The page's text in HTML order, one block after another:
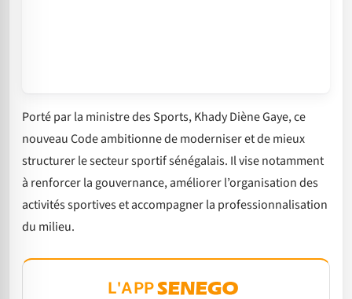
Porté par la ministre des Sports, Khady Diène Gaye, ce
nouveau Code ambitionne de moderniser et de mieux
structurer le secteur sportif sénégalais. Il vise notamment
à renforcer la gouvernance, améliorer l’organisation des
activités sportives et accompagner la professionnalisation
du milieu.
L'APP